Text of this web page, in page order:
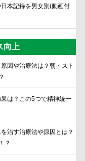
本記録を男女別(動画付
向上
因や治療法は？朝・スト
は？この5つで精神統一
治す治療法や原因とは？
？